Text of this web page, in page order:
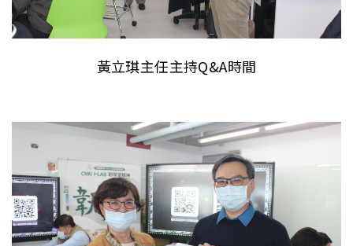
黃立琪主任主持Q&A時間